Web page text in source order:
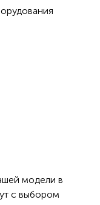
модели в
с выбором